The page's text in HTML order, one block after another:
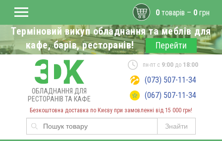
Терміновий викуп обладнання та меблів для
кафе, барів, ресторанів!
Перейти
ОБЛАДНАННЯ ДЛЯ
РЕСТОРАНІВ ТА КАФЕ
Безкоштовна доставка по Києву при замовленні від 15 000 грн!
Знайти
пн-пт с 9:00до 18:00
(073) 507-11-34
(067) 507-11-34
0 товарів – 0 грн